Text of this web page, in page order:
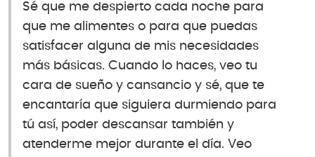
Sé que me despierto cada noche para
que me alimentes o para que puedas
satisfacer alguna de mis necesidades
más básicas. Cuando lo haces, veo tu
cara de sueño y cansancio y sé, que te
encantaría que siguiera durmiendo para
tú así, poder descansar también y
atenderme mejor durante el día. Veo